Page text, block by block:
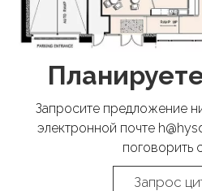
Запросите предложение
электронной почте
поговорить
Запрос